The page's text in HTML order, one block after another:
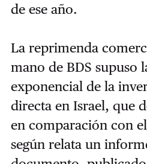
de ese año.
La reprimenda
mano de BDS supuso
exponencial de la
directa en Israel, que
en comparación con
según relata un